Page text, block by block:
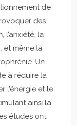
de
des
l’anxiété, la
et même la
Un
à réduire la
l’énergie et le
ainsi la
études ont